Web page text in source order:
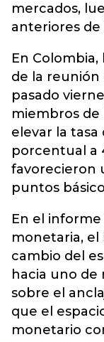
mercados,
anteriores de
En
de la reunión
pasado
miembros
elevar la
porcentual a
favorecieron
puntos
En el
monetaria, el
cambio del
hacia uno de
sobre el
que el
monetario